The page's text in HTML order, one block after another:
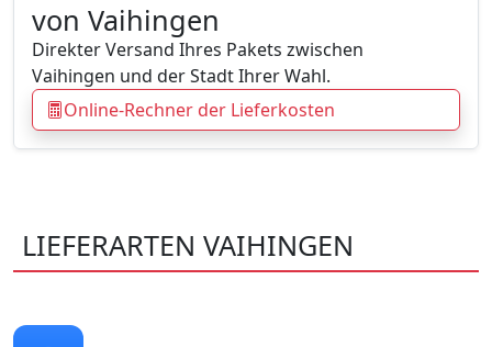
von Vaihingen
Direkter Versand Ihres Pakets zwischen
Vaihingen und der Stadt Ihrer Wahl.
Online-Rechner der Lieferkosten
LIEFERARTEN VAIHINGEN